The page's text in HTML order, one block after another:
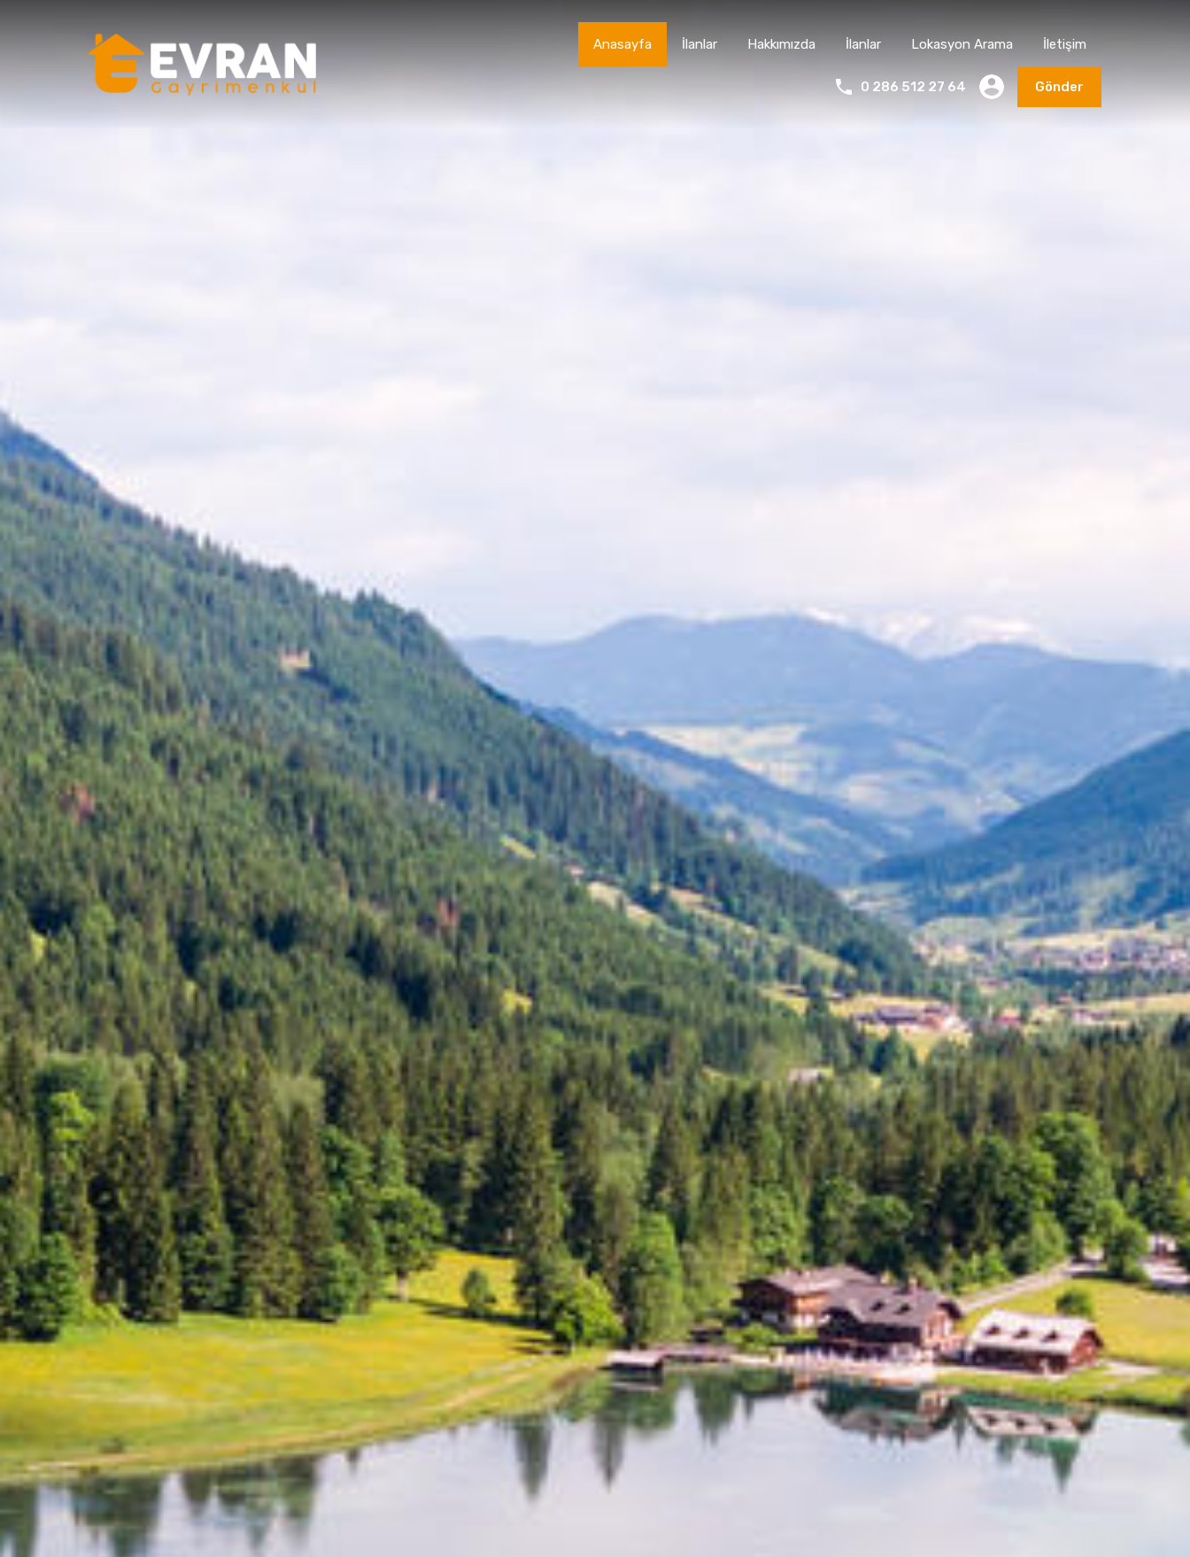
Anasayfa İlanlar Hakkımızda İlanlar Lokasyon Arama İletişim
0 286 512 27 64 Gönder